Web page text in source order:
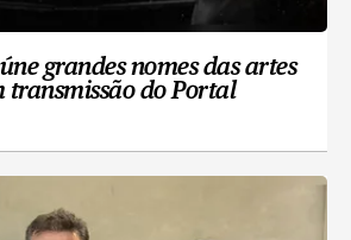
grandes nomes das artes
transmissão do Portal